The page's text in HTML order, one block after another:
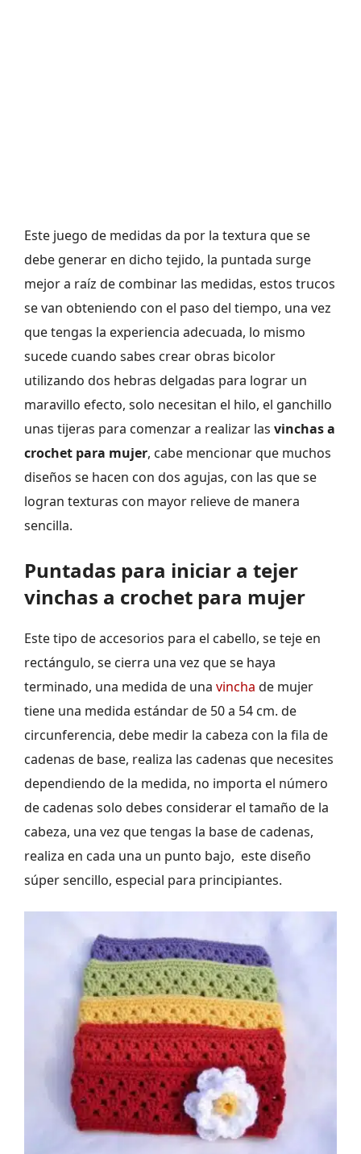
Este juego de medidas da por la textura que se
debe generar en dicho tejido, la puntada surge
mejor a raíz de combinar las medidas, estos trucos
se van obteniendo con el paso del tiempo, una vez
que tengas la experiencia adecuada, lo mismo
sucede cuando sabes crear obras bicolor
utilizando dos hebras delgadas para lograr un
maravillo efecto, solo necesitan el hilo, el ganchillo
unas tijeras para comenzar a realizar las vinchas a
crochet para mujer, cabe mencionar que muchos
diseños se hacen con dos agujas, con las que se
logran texturas con mayor relieve de manera
sencilla.
Puntadas para iniciar a tejer
vinchas a crochet para mujer
Este tipo de accesorios para el cabello, se teje en
rectángulo, se cierra una vez que se haya
terminado, una medida de una vincha de mujer
tiene una medida estándar de 50 a 54 cm. de
circunferencia, debe medir la cabeza con la fila de
cadenas de base, realiza las cadenas que necesites
dependiendo de la medida, no importa el número
de cadenas solo debes considerar el tamaño de la
cabeza, una vez que tengas la base de cadenas,
realiza en cada una un punto bajo, este diseño
súper sencillo, especial para principiantes.